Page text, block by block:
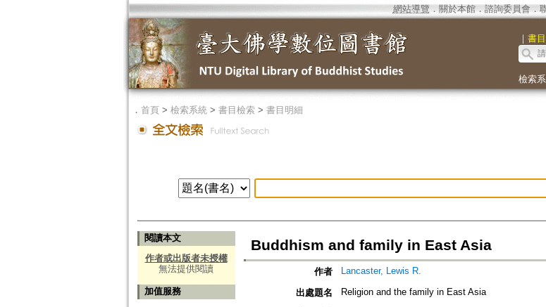
網站導覽 ． 關於本館． 諮詢委員會．
｜ 書目
檢索
． 首頁> 檢索系統> 書目檢索> 書目明細
閱讀本文
作者或出版者未授權
無法提供閱讀
加值服務
Buddhism and family in East Asia
作者 Lancaster, Lewis R.
出處題名 Religion and the family in East Asia